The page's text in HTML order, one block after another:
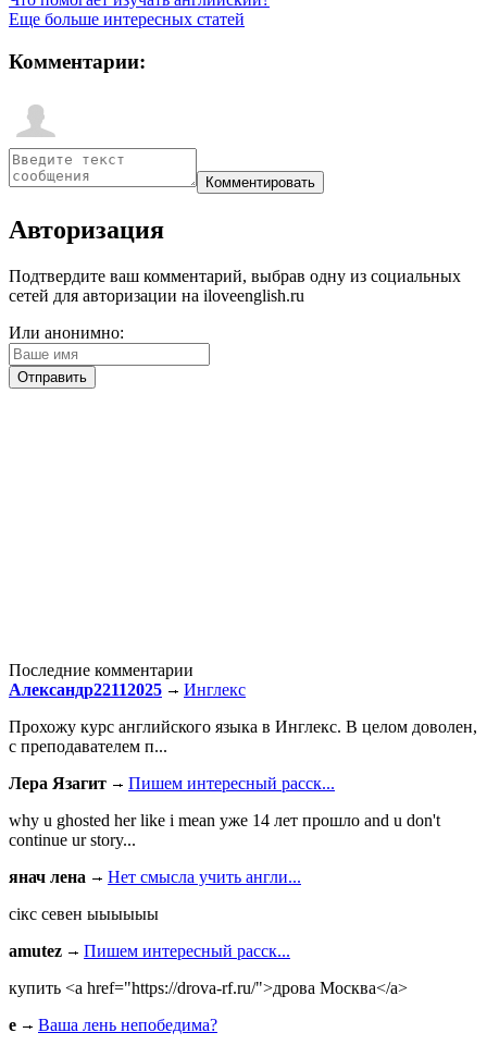
Еще больше интересных статей
Комментарии:
Авторизация
Подтвердите ваш комментарий, выбрав одну из социальных
сетей для авторизации на iloveenglish.ru
Или анонимно:
Последние комментарии
Александр22112025
Инглекс
Прохожу курс английского языка в Инглекс. В целом доволен,
с преподавателем п...
Лера Язагит
Пишем интересный расск...
why u ghosted her like i mean уже 14 лет прошло and u don't
continue ur story...
янач лена
Нет смысла учить англи...
сiкс севен ыыыыыы
amutez
Пишем интересный расск...
купить <a href="https://drova-rf.ru/">дрова Москва</a>
e
Ваша лень непобедима?